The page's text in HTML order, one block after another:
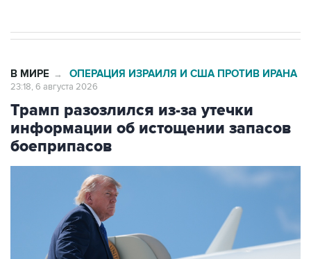
В МИРЕ → ОПЕРАЦИЯ ИЗРАИЛЯ И США ПРОТИВ ИРАНА
23:18, 6 августа 2026
Трамп разозлился из-за утечки
информации об истощении запасов
боеприпасов